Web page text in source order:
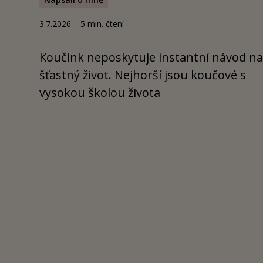
3.7.2026 5 min. čtení
Koučink neposkytuje instantní návod na
šťastný život. Nejhorší jsou koučové s
vysokou školou života